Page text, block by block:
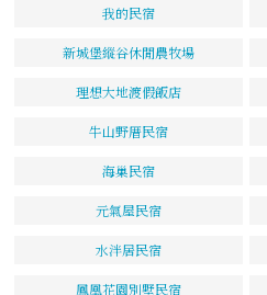
我的民宿
新城堡縱谷休閒農牧場
理想大地渡假飯店
牛山野厝民宿
海巢民宿
元氣屋民宿
水泮居民宿
鳳凰花園別墅民宿